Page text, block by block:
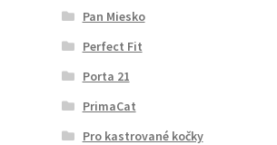
Pan Miesko
Perfect Fit
Porta 21
PrimaCat
Pro kastrované kočky